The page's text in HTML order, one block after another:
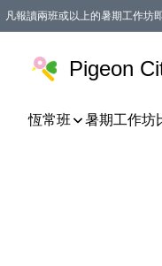
凡報讀兩班或以上的暑期工作坊
Pigeon
恆常班 暑期工作坊